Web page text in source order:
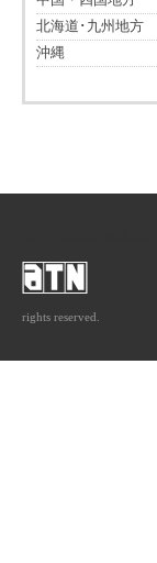
北海道･九州地方
沖縄
rights reserved.